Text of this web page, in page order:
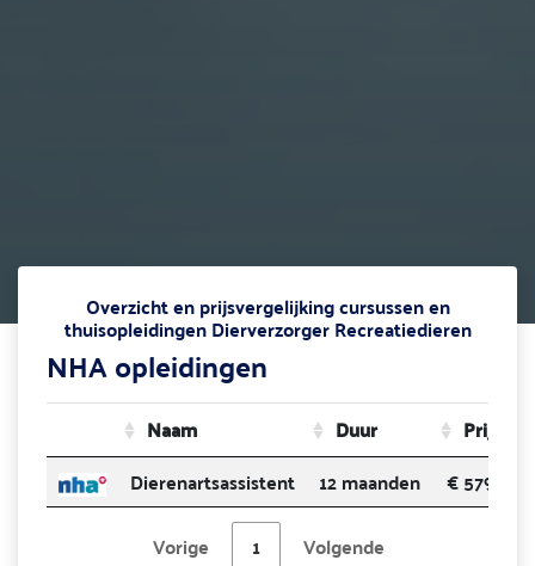
Overzicht en prijsvergelijking cursussen en
thuisopleidingen Dierverzorger Recreatiedieren
NHA opleidingen
Naam Duur
Prijs
Dierenartsassistent
12 maanden
€ 579
Vorige
1 Volgende